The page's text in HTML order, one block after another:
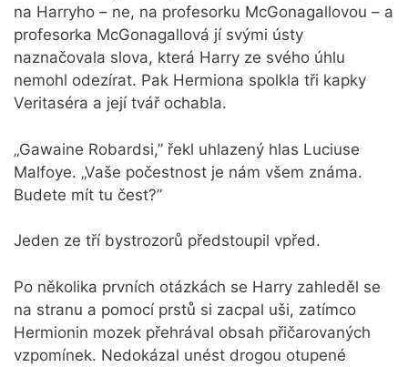
na Harryho – ne, na profesorku McGonagallovou – a
profesorka McGonagallová jí svými ústy
naznačovala slova, která Harry ze svého úhlu
nemohl odezírat. Pak Hermiona spolkla tři kapky
Veritaséra a její tvář ochabla.
„Gawaine Robardsi,” řekl uhlazený hlas Luciuse
Malfoye. „Vaše počestnost je nám všem známa.
Budete mít tu čest?”
Jeden ze tří bystrozorů předstoupil vpřed.
Po několika prvních otázkách se Harry zahleděl se
na stranu a pomocí prstů si zacpal uši, zatímco
Hermionin mozek přehrával obsah přičarovaných
vzpomínek. Nedokázal unést drogou otupené